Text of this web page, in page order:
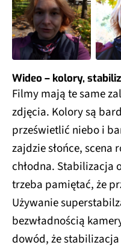
Wideo – kolory,
Filmy mają te same
zdjęcia. Kolory są
prześwietlić niebo i
zajdzie słońce,
chłodna. Stabilizacja
trzeba pamiętać, że
Używanie
bezwładnością
dowód, że